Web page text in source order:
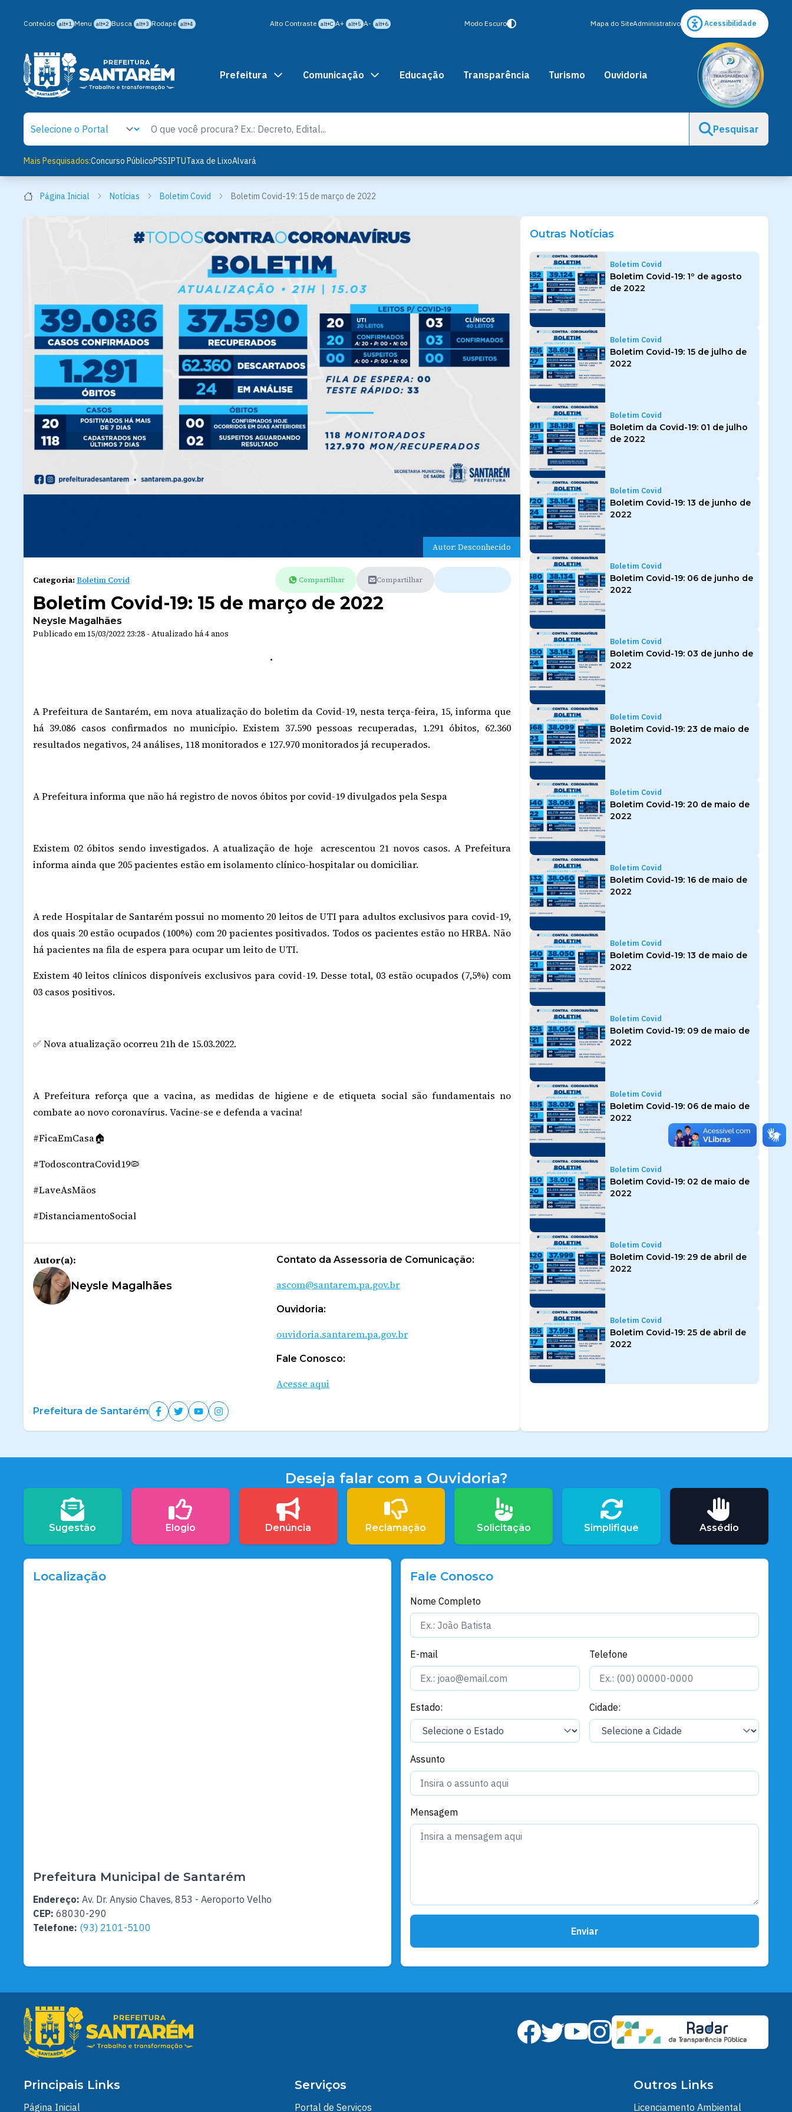
Conteúdo alt+1 Menu alt+2 Busca alt+3 Rodapé alt+4 Alto Contraste alt+C A+ alt+5 A- alt+6 Modo Escuro Mapa do SiteAdministrativo Acessibilidade
Prefeitura Comunicação Educação Transparência Turismo Ouvidoria
Pesquisar
Mais Pesquisados:Concurso PúblicoPSSIPTUTaxa de LixoAlvará
Página Inicial Notícias Boletim Covid Boletim Covid-19: 15 de março de 2022
Autor: Desconhecido
Categoria:Boletim Covid Compartilhar Compartilhar
Boletim Covid-19: 15 de março de 2022
Neysle Magalhães
Publicado em 15/03/2022 23:28 - Atualizado há 4 anos
.
A Prefeitura de Santarém, em nova atualização do boletim da Covid-19, nesta terça-feira, 15, informa que
há 39.086 casos confirmados no município. Existem 37.590 pessoas recuperadas, 1.291 óbitos, 62.360
resultados negativos, 24 análises, 118 monitorados e 127.970 monitorados já recuperados.
A Prefeitura informa que não há registro de novos óbitos por covid-19 divulgados pela Sespa
Existem 02 óbitos sendo investigados. A atualização de hoje acrescentou 21 novos casos. A Prefeitura
informa ainda que 205 pacientes estão em isolamento clínico-hospitalar ou domiciliar.
A rede Hospitalar de Santarém possui no momento 20 leitos de UTI para adultos exclusivos para covid-19,
dos quais 20 estão ocupados (100%) com 20 pacientes positivados. Todos os pacientes estão no HRBA. Não
há pacientes na fila de espera para ocupar um leito de UTI.
Existem 40 leitos clínicos disponíveis exclusivos para covid-19. Desse total, 03 estão ocupados (7,5%) com
03 casos positivos.
✅ Nova atualização ocorreu 21h de 15.03.2022.
A Prefeitura reforça que a vacina, as medidas de higiene e de etiqueta social são fundamentais no
combate ao novo coronavírus. Vacine-se e defenda a vacina!
#FicaEmCasa🏠
#TodoscontraCovid19🦠
#LaveAsMãos
#DistanciamentoSocial
Autor(a):
Neysle Magalhães
Contato da Assessoria de Comunicação:
ascom@santarem.pa.gov.br
Ouvidoria:
ouvidoria.santarem.pa.gov.br
Fale Conosco:
Acesse aqui
Prefeitura de Santarém
Outras Notícias
Boletim Covid
Boletim Covid-19: 1º de agosto
de 2022
Boletim Covid
Boletim Covid-19: 15 de julho de
2022
Boletim Covid
Boletim da Covid-19: 01 de julho
de 2022
Boletim Covid
Boletim Covid-19: 13 de junho de
2022
Boletim Covid
Boletim Covid-19: 06 de junho de
2022
Boletim Covid
Boletim Covid-19: 03 de junho de
2022
Boletim Covid
Boletim Covid-19: 23 de maio de
2022
Boletim Covid
Boletim Covid-19: 20 de maio de
2022
Boletim Covid
Boletim Covid-19: 16 de maio de
2022
Boletim Covid
Boletim Covid-19: 13 de maio de
2022
Boletim Covid
Boletim Covid-19: 09 de maio de
2022
Boletim Covid
Boletim Covid-19: 06 de maio de
2022
Boletim Covid
Boletim Covid-19: 02 de maio de
2022
Boletim Covid
Boletim Covid-19: 29 de abril de
2022
Boletim Covid
Boletim Covid-19: 25 de abril de
2022
Deseja falar com a Ouvidoria?
Sugestão Elogio Denúncia Reclamação Solicitação Simplifique Assédio
Localização
Prefeitura Municipal de Santarém
Endereço: Av. Dr. Anysio Chaves, 853 - Aeroporto Velho
CEP: 68030-290
Telefone: (93) 2101-5100
Fale Conosco
Nome Completo
E-mail Telefone
Estado: Cidade:
Assunto
Mensagem
Enviar
Principais Links
Página Inicial
Serviços
Portal de Serviços
Outros Links
Licenciamento Ambiental